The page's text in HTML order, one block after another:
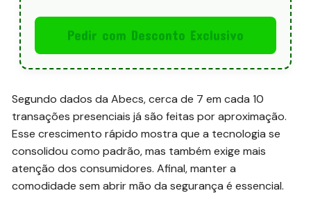
Pedir com Desconto Exclusivo
Segundo dados da Abecs, cerca de 7 em cada 10
transações presenciais já são feitas por aproximação.
Esse crescimento rápido mostra que a tecnologia se
consolidou como padrão, mas também exige mais
atenção dos consumidores. Afinal, manter a
comodidade sem abrir mão da segurança é essencial.